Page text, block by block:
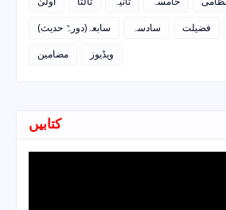
سابعہ(دورہٌ حدیث)
سادسہ فضیلت
مضامین
ویڈیوز
کتابیں